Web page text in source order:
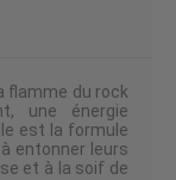
flamme du rock
une énergie
est la formule
entonner leurs
et à la soif de